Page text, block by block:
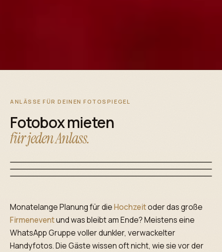
ANLÄSSE FÜR DEINEN FOTOSPIEGEL
Fotobox mieten
für jeden Anlass.
Hochzeiten
Halte die schönsten Momente deines großen Tages in
einzigartigen Bildern fest.
Geburtstage
Geburtstagsfest.
Firmenevents
Das Highlight für dein Event, Teamspaß & Erinnerungen in
Profi-Qualität.
Monatelange Planung für dieHochzeitoder das große
Firmeneventund was bleibt am Ende? Meistens eine
WhatsApp Gruppe voller dunkler, verwackelter
Handyfotos. Die Gäste wissen oft nicht, wie sie vor der